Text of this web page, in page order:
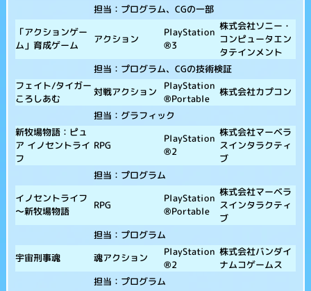
担当：プログラム、CGの一部
「アクションゲー
ム」育成ゲーム アクション
PlayStation
®3
株式会社ソニー・
コンピュータエン
タテインメント
担当：プログラム、CGの技術検証
フェイト/タイガー
ころしあむ
対戦アクション PlayStation
®Portable
株式会社カプコン
担当：グラフィック
新牧場物語：ピュ
ア イノセントライ
フ
RPG
PlayStation
®2
株式会社マーベラ
スインタラクティ
ブ
担当：プログラム
イノセントライフ
～新牧場物語 RPG
PlayStation
®Portable
株式会社マーベラ
スインタラクティ
ブ
担当：プログラム
宇宙刑事魂 魂アクション PlayStation
®2
株式会社バンダイ
ナムコゲームス
担当：プログラム